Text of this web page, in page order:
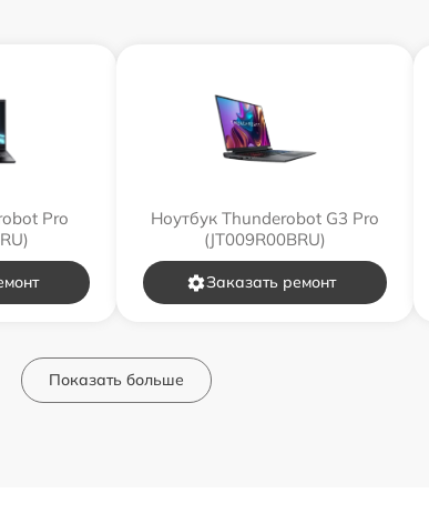
Pro
Ноутбук Thunderobot G3 Pro
(JT009R00BRU)
Заказать ремонт
Показать больше